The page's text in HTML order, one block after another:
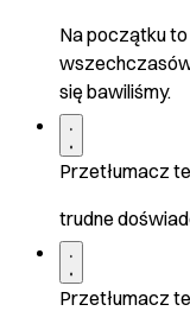
Na początku
się bawiliśmy.
Przetłumacz
trudne
Przetłumacz